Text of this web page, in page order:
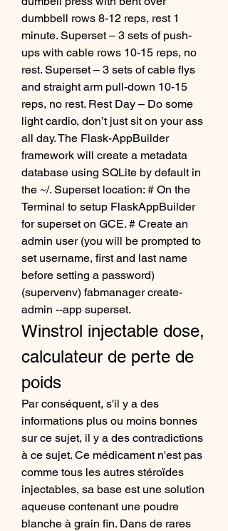
dumbbell rows 8-12 reps, rest 1
minute. Superset – 3 sets of push-
ups with cable rows 10-15 reps, no
rest. Superset – 3 sets of cable flys
and straight arm pull-down 10-15
reps, no rest. Rest Day – Do some
light cardio, don’t just sit on your ass
all day. The Flask-AppBuilder
framework will create a metadata
database using SQLite by default in
the ~/. Superset location: # On the
Terminal to setup FlaskAppBuilder
for superset on GCE. # Create an
admin user (you will be prompted to
set username, first and last name
before setting a password)
(supervenv) fabmanager create-
admin --app superset.
Winstrol injectable dose,
calculateur de perte de
poids
Par conséquent, s'il y a des
informations plus ou moins bonnes
sur ce sujet, il y a des contradictions
à ce sujet. Ce médicament n'est pas
comme tous les autres stéroïdes
injectables, sa base est une solution
aqueuse contenant une poudre
blanche à grain fin. Dans de rares